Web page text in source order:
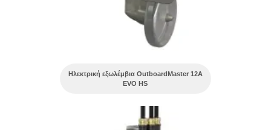
Ηλεκτρική εξωλέμβια OutboardMaster 12A
EVO HS